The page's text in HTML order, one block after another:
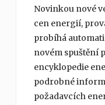
Novinkou nové
cen energií,
probíhá
novém spuštění
encyklopedie
podrobné
požadavcích